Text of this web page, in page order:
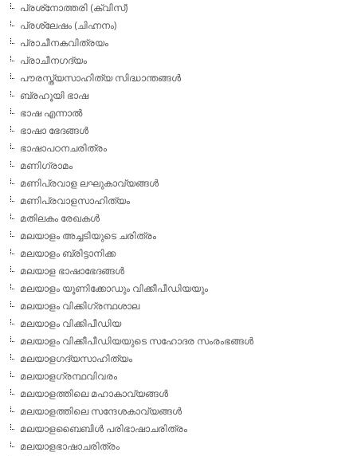
പ്രശ്‌നോത്തരി (ക്വിസ്)
പ്രശ്ലേഷം (ചിഹ്നനം)
പ്രാചീനകവിത്രയം
പ്രാചീനഗദ്യം
പൗരസ്ത്യസാഹിത്യ സിദ്ധാന്തങ്ങള്‍
ബ്രഹൂയി ഭാഷ
ഭാഷ എന്നാല്‍
ഭാഷാ ഭേദങ്ങള്‍
ഭാഷാപഠനചരിത്രം
മണിഗ്രാമം
മണിപ്രവാള ലഘുകാവ്യങ്ങള്‍
മണിപ്രവാളസാഹിത്യം
മതിലകം രേഖകള്‍
മലയാളം അച്ചടിയുടെ ചരിത്രം
മലയാളം ബ്രിട്ടാനിക്ക
മലയാള ഭാഷാഭേദങ്ങള്‍
മലയാളം യൂണിക്കോഡും വിക്കീപീഡിയയും
മലയാളം വിക്കിഗ്രന്ഥശാല
മലയാളം വിക്കിപീഡിയ
മലയാളം വിക്കീപീഡിയയുടെ സഹോദര സംരംഭങ്ങള്‍
മലയാളഗദ്യസാഹിത്യം
മലയാളഗ്രന്ഥവിവരം
മലയാളത്തിലെ മഹാകാവ്യങ്ങള്‍
മലയാളത്തിലെ സന്ദേശകാവ്യങ്ങള്‍
മലയാളബൈബിള്‍ പരിഭാഷാചരിത്രം
മലയാളഭാഷാചരിത്രം